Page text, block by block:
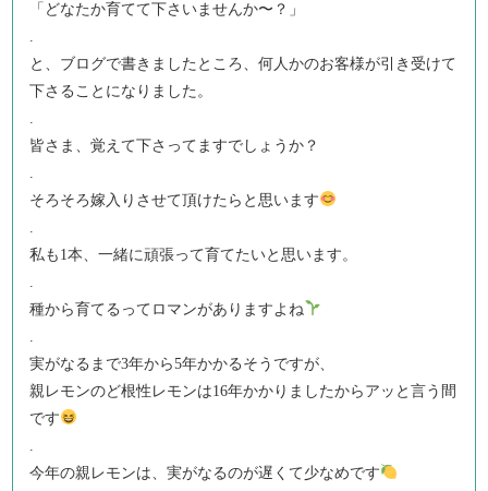
「どなたか育てて下さいませんか〜？」
.
と、ブログで書きましたところ、何人かのお客様が引き受けて
下さることになりました。
.
皆さま、覚えて下さってますでしょうか？
.
そろそろ嫁入りさせて頂けたらと思います
.
私も1本、一緒に頑張って育てたいと思います。
.
種から育てるってロマンがありますよね
.
実がなるまで3年から5年かかるそうですが、
親レモンのど根性レモンは16年かかりましたからアッと言う間
です
.
今年の親レモンは、実がなるのが遅くて少なめです